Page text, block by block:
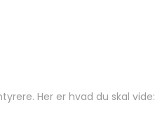
Her er hvad du skal vide: